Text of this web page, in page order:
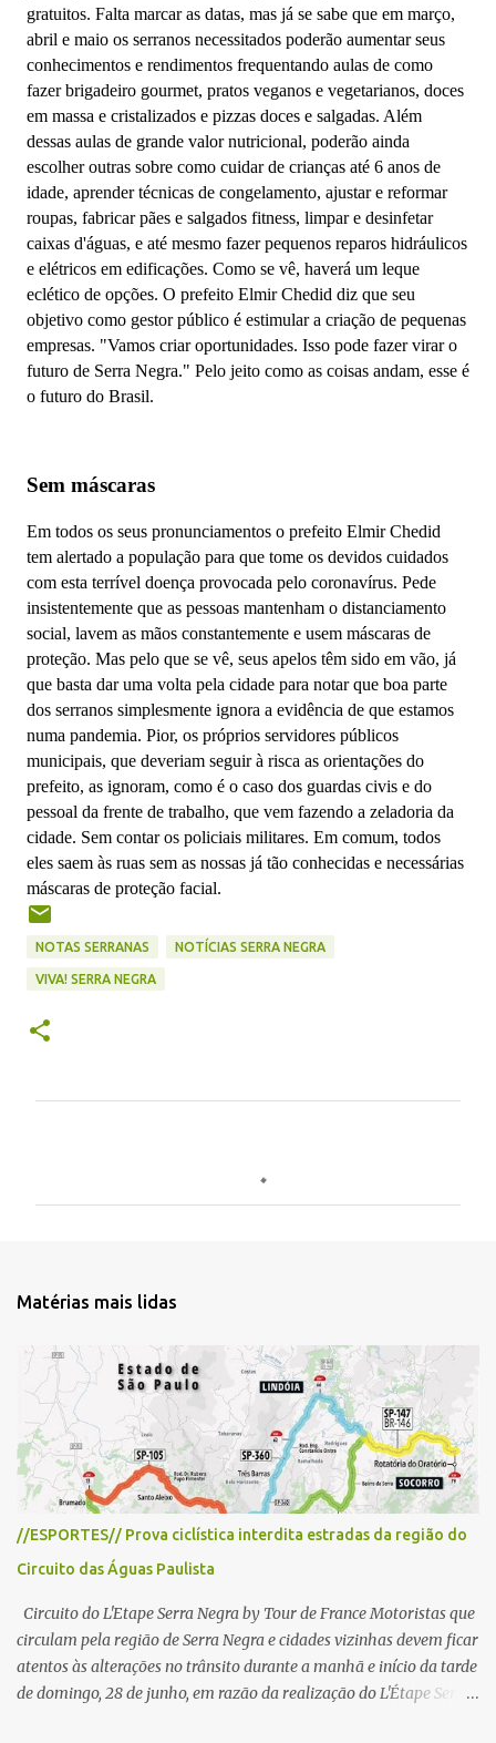
gratuitos. Falta marcar as datas, mas já se sabe que em março,
abril e maio os serranos necessitados poderão aumentar seus
conhecimentos e rendimentos frequentando aulas de como
fazer brigadeiro gourmet, pratos veganos e vegetarianos, doces
em massa e cristalizados e pizzas doces e salgadas. Além
dessas aulas de grande valor nutricional, poderão ainda
escolher outras sobre como cuidar de crianças até 6 anos de
idade, aprender técnicas de congelamento, ajustar e reformar
roupas, fabricar pães e salgados fitness, limpar e desinfetar
caixas d'águas, e até mesmo fazer pequenos reparos hidráulicos
e elétricos em edificações. Como se vê, haverá um leque
eclético de opções. O prefeito Elmir Chedid diz que seu
objetivo como gestor público é estimular a criação de pequenas
empresas. "Vamos criar oportunidades. Isso pode fazer virar o
futuro de Serra Negra." Pelo jeito como as coisas andam, esse é
o futuro do Brasil.
Sem máscaras
Em todos os seus pronunciamentos o prefeito Elmir Chedid
tem alertado a população para que tome os devidos cuidados
com esta terrível doença provocada pelo coronavírus. Pede
insistentemente que as pessoas mantenham o distanciamento
social, lavem as mãos constantemente e usem máscaras de
proteção. Mas pelo que se vê, seus apelos têm sido em vão, já
que basta dar uma volta pela cidade para notar que boa parte
dos serranos simplesmente ignora a evidência de que estamos
numa pandemia. Pior, os próprios servidores públicos
municipais, que deveriam seguir à risca as orientações do
prefeito, as ignoram, como é o caso dos guardas civis e do
pessoal da frente de trabalho, que vem fazendo a zeladoria da
cidade. Sem contar os policiais militares. Em comum, todos
eles saem às ruas sem as nossas já tão conhecidas e necessárias
máscaras de proteção facial.
NOTAS SERRANAS NOTÍCIAS SERRA NEGRA
VIVA! SERRA NEGRA
t
i
s
Matérias mais lidas
//ESPORTES// Prova ciclística interdita estradas da região do
Circuito das Águas Paulista
Circuito do L'Etape Serra Negra by Tour de France Motoristas que
circulam pela região de Serra Negra e cidades vizinhas devem ficar
atentos às alterações no trânsito durante a manhã e início da tarde
de domingo, 28 de junho, em razão da realização do L'Étape Serra